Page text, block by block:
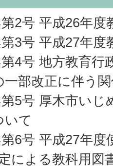
2号 平成26年
3号 平成27年
4号 地方教育行
一部改正に伴う
5号 厚木市いじ
いて
6号 平成27年度
による教科用図